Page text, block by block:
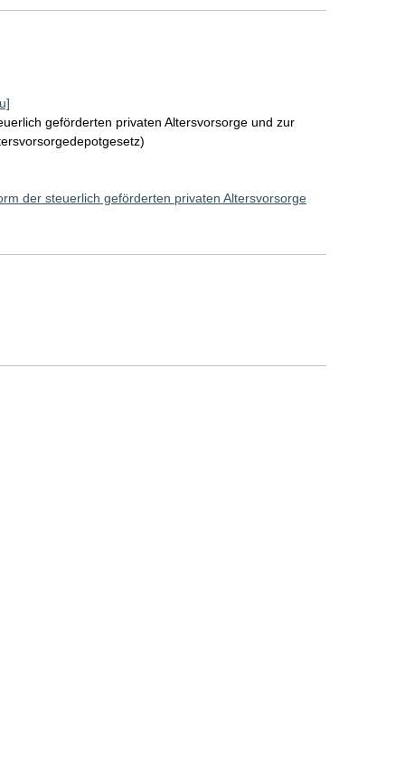
geförderten privaten Altersvorsorge und zur
der steuerlich geförderten privaten Altersvorsorge